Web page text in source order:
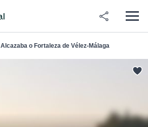
Alcazaba o Fortaleza de Vélez-Málaga